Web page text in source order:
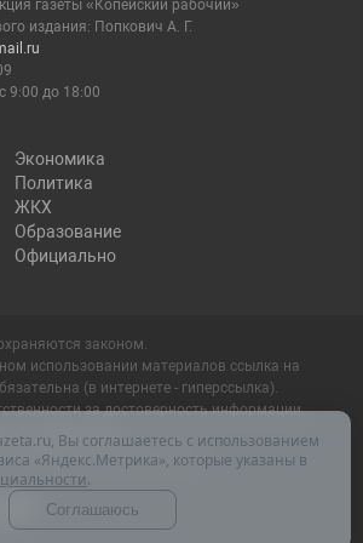
Экономика
Политика
ЖКХ
Образование
Официально
газеты «Копейский рабочий»
издания: Попкович А. Г.
9:00 до 18:00
законом.
использовании материалов ссылка на
(в интернете - гиперссылка).
за достоверность информации,
объявлениях.
содержать материалы 16+
Вы соглашаетесь с использованием
«Яндекс.Метрика», которые указаны в
.
Соглашаюсь